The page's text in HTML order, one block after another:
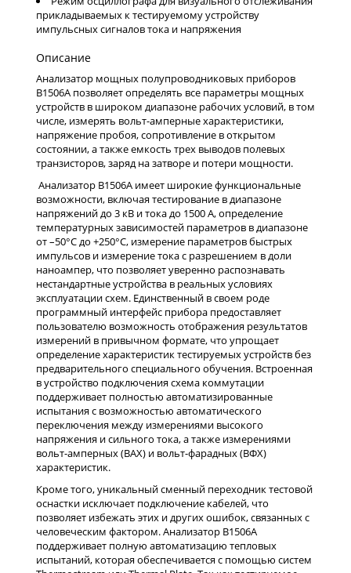
прикладываемых к тестируемому устройству
импульсных сигналов тока и напряжения
Описание
Анализатор мощных полупроводниковых приборов
B1506A позволяет определять все параметры мощных
устройств в широком диапазоне рабочих условий, в том
числе, измерять вольт-амперные характеристики,
напряжение пробоя, сопротивление в открытом
состоянии, а также емкость трех выводов полевых
транзисторов, заряд на затворе и потери мощности.
Анализатор B1506A имеет широкие функциональные
возможности, включая тестирование в диапазоне
напряжений до 3 кВ и тока до 1500 А, определение
температурных зависимостей параметров в диапазоне
от –50°C до +250°C, измерение параметров быстрых
импульсов и измерение тока с разрешением в доли
наноампер, что позволяет уверенно распознавать
нестандартные устройства в реальных условиях
эксплуатации схем. Единственный в своем роде
программный интерфейс прибора предоставляет
пользователю возможность отображения результатов
измерений в привычном формате, что упрощает
определение характеристик тестируемых устройств без
предварительного специального обучения. Встроенная
в устройство подключения схема коммутации
поддерживает полностью автоматизированные
испытания с возможностью автоматического
переключения между измерениями высокого
напряжения и сильного тока, а также измерениями
вольт-амперных (ВАХ) и вольт-фарадных (ВФХ)
характеристик.
Кроме того, уникальный сменный переходник тестовой
оснастки исключает подключение кабелей, что
позволяет избежать этих и других ошибок, связанных с
человеческим фактором. Анализатор B1506A
поддерживает полную автоматизацию тепловых
испытаний, которая обеспечивается с помощью систем